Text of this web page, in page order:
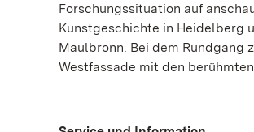
Forschungssituation auf
Kunstgeschichte in Heidelberg
Maulbronn. Bei dem Rundgang
Westfassade mit den